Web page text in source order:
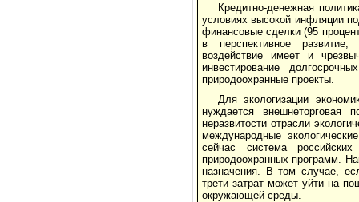
Кредитно-денежная
условиях высокой инфляции
финансовые сделки (95
в перспективное развитие,
воздействие имеет и
инвестирование
природоохранные про­екты.
Для экологизации
нуждается
неразвитости отрасли
междуна­родные
сейчас система
природоохранных программ.
назначения. В том случае,
трети затрат может уйти на
окружающей среды.